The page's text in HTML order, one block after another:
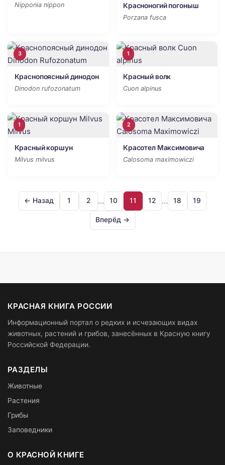
Nipponia nippon Красноногий погоныш
Porzana fusca
3
Краснопоясный динодон
Dinodon rufozonatum
1
Красный волк
Cuon alpinus
1
Красный коршун
Milvus milvus
2
Красотел Максимовича
Calosoma maximowiczi
← Назад 1 2 … 10 11 12 … 18 19
Вперёд →
КРАСНАЯ КНИГА РОССИИ
Информационный портал о редких и исчезающих видах
животных, растений и грибов, занесённых в Красную книгу
Российской Федерации.
РАЗДЕЛЫ
Животные
Растения
Грибы
Заповедники
О КРАСНОЙ КНИГЕ